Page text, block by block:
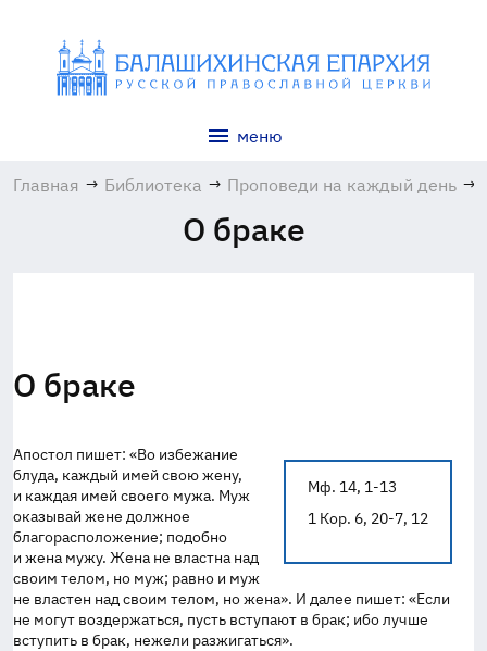
меню
Главная → Библиотека → Проповеди на каждый день →
О браке
О браке
Мф. 14, 1-13
1 Кор. 6, 20-7, 12
Апостол пишет: «Во избежание
блуда, каждый имей свою жену,
и каждая имей своего мужа. Муж
оказывай жене должное
благорасположение; подобно
и жена мужу. Жена не властна над
своим телом, но муж; равно и муж
не властен над своим телом, но жена». И далее пишет: «Если
не могут воздержаться, пусть вступают в брак; ибо лучше
вступить в брак, нежели разжигаться».